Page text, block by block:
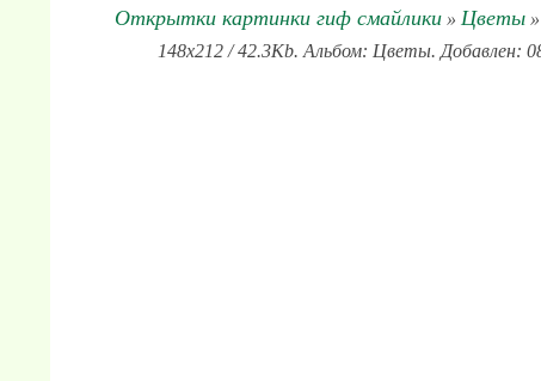
Открытки картинки гиф смайлики » Цветы
148x212 / 42.3Kb. Альбом: Цветы. Добавлен: